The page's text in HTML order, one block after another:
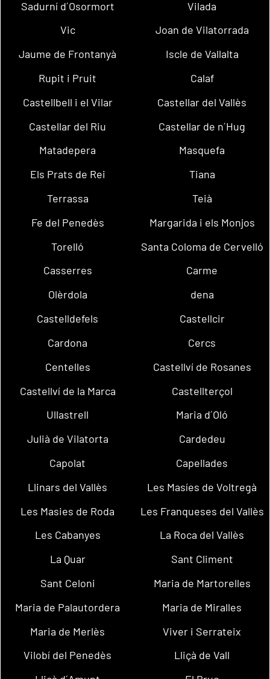
Sadurní d´Osormort
Vilada
Vic
Joan de Vilatorrada
Jaume de Frontanyà
Iscle de Vallalta
Rupit i Pruit
Calaf
Castellbell i el Vilar
Castellar del Vallès
Castellar del Riu
Castellar de n´Hug
Matadepera
Masquefa
Els Prats de Rei
Tiana
Terrassa
Teià
Fe del Penedès
Margarida i els Monjos
Torelló
Santa Coloma de Cervelló
Casserres
Carme
Olèrdola
dena
Castelldefels
Castellcir
Cardona
Cercs
Centelles
Castellví de Rosanes
Castellví de la Marca
Castellterçol
Ullastrell
Maria d´Oló
Julià de Vilatorta
Cardedeu
Capolat
Capellades
Llinars del Vallès
Les Masíes de Voltregà
Les Masies de Roda
Les Franqueses del Vallès
Les Cabanyes
La Roca del Vallès
La Quar
Sant Climent
Sant Celoni
Maria de Martorelles
Maria de Palautordera
Maria de Miralles
Maria de Merlès
Viver i Serrateix
Vilobí del Penedès
Lliçà de Vall